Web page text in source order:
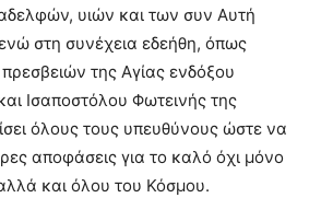
υιών και των συν Αυτή
στη συνέχεια εδεήθη, όπως
της Αγίας ενδόξου
Ισαποστόλου Φωτεινής της
όλους τους υπευθύνους ώστε να
αποφάσεις για το καλό όχι μόνο
και όλου του Κόσμου.